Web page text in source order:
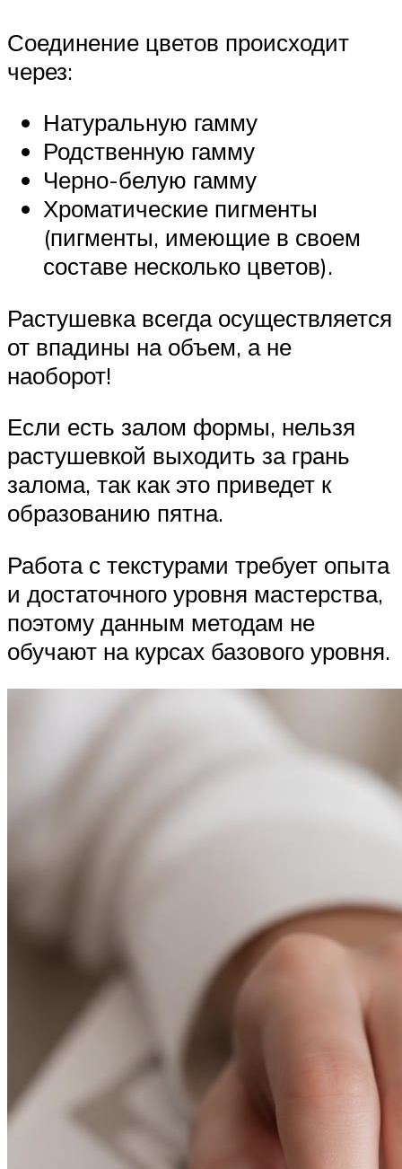
Соединение цветов происходит
через:
Натуральную гамму
Родственную гамму
Черно-белую гамму
Хроматические пигменты
(пигменты, имеющие в своем
составе несколько цветов).
Растушевка всегда осуществляется
от впадины на объем, а не
наоборот!
Если есть залом формы, нельзя
растушевкой выходить за грань
залома, так как это приведет к
образованию пятна.
Работа с текстурами требует опыта
и достаточного уровня мастерства,
поэтому данным методам не
обучают на курсах базового уровня.